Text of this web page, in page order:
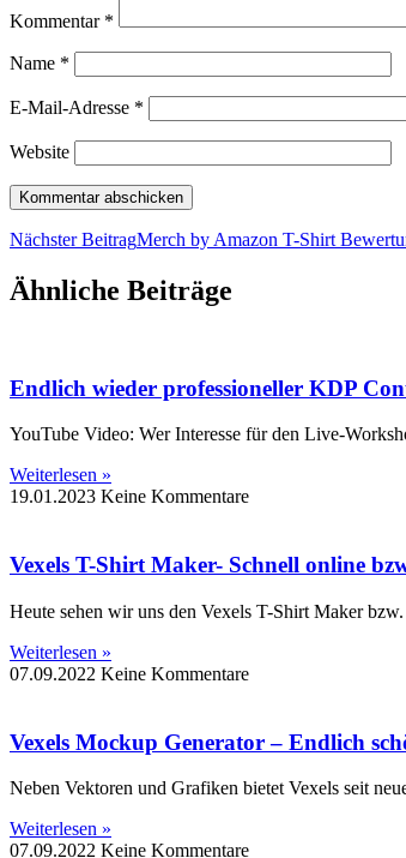
Kommentar *
Name *
E-Mail-Adresse *
Website
Nächster BeitragMerch by Amazon T-Shirt
Ähnliche Beiträge
Endlich wieder professioneller KDP
YouTube Video: Wer Interesse für den Live-
Weiterlesen »
19.01.2023 Keine Kommentare
Vexels T-Shirt Maker- Schnell online
Heute sehen wir uns den Vexels T-Shirt Maker
Weiterlesen »
07.09.2022 Keine Kommentare
Vexels Mockup Generator – Endlich
Neben Vektoren und Grafiken bietet Vexels seit
Weiterlesen »
07.09.2022 Keine Kommentare